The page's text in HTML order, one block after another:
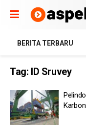
BERITA TERBARU
Tag: ID Sruvey